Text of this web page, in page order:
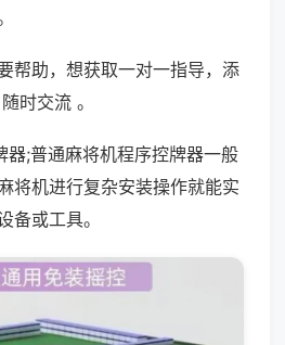
帮助，想获取一对一指导，添
时交流 。
器;普通麻将机程序控牌器一般
将机进行复杂安装操作就能实
备或工具。